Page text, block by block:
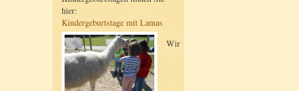
hier:
Kindergeburtstage mit Lamas
Wir